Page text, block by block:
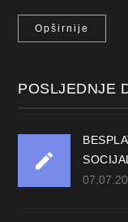
Opširnije
POSLJEDNJE